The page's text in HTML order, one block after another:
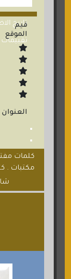
تاريخ الاضافة:
تقييمات
قيم
الموقع
العنوان
كلمات
مكتبات .